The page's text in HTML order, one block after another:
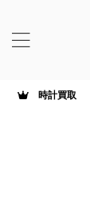
時計買取